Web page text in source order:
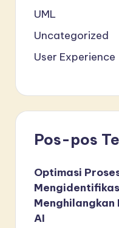
UML
Uncategorized
User Experience
Pos-pos
Optimasi
Menghilangkan
AI